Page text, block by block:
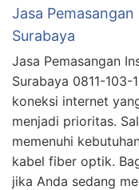
Jasa
Surabaya
Jasa Pemasangan
Surabaya 0811-
koneksi internet
menjadi prioritas.
memenuhi
kabel fiber optik.
jika Anda sedang